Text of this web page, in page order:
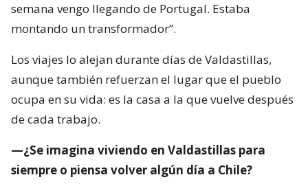
semana vengo llegando de Portugal. Estaba
montando un transformador”.
Los viajes lo alejan durante días de Valdastillas,
aunque también refuerzan el lugar que el pueblo
ocupa en su vida: es la casa a la que vuelve después
de cada trabajo.
—¿Se imagina viviendo en Valdastillas para
siempre o piensa volver algún día a Chile?